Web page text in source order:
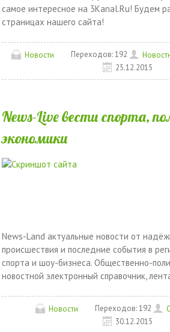
самое интересное на 3Kanal.Ru! Будем
страницах нашего сайта!
Новости Переходов: 192
25.12.2015
News-Live вести спорта,
экономики
News-Land актуальные новости от
происшествия и последние события в
спорта и шоу-бизнеса. Общественно-
новостной электронный справочник,
Новости Переходов: 192
30.12.2015